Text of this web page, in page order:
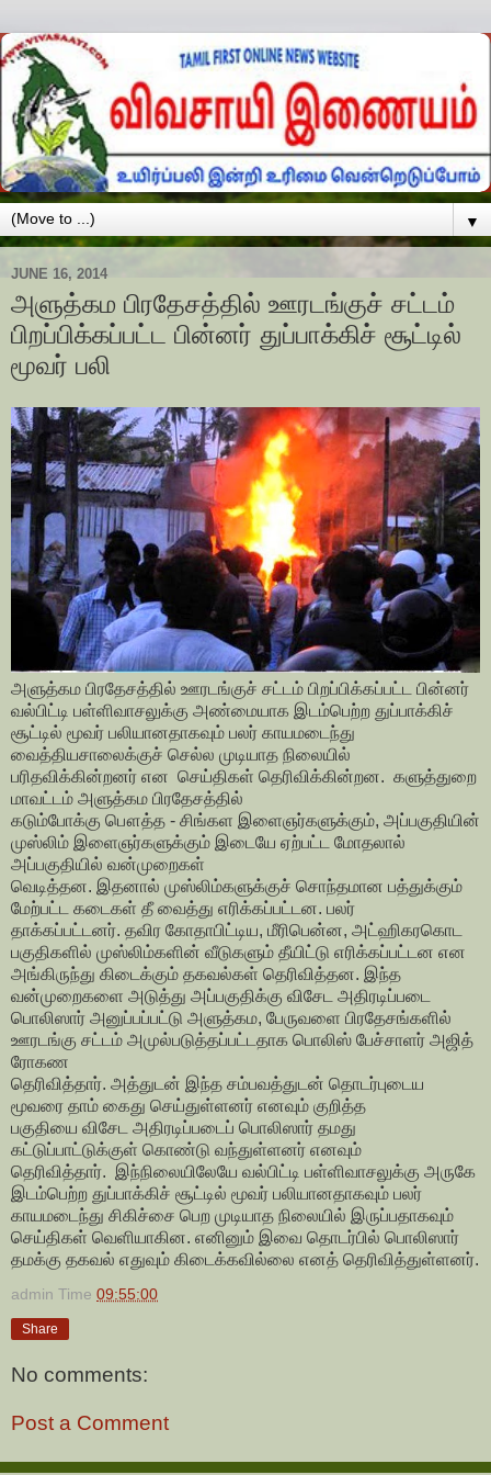
▼
JUNE 16, 2014
அளுத்கம பிரதேசத்தில் ஊரடங்குச் சட்டம்
பிறப்பிக்கப்பட்ட பின்னர் துப்பாக்கிச் சூட்டில்
மூவர் பலி
அளுத்கம பிரதேசத்தில் ஊரடங்குச் சட்டம் பிறப்பிக்கப்பட்ட பின்னர்
வல்பிட்டி பள்ளிவாசலுக்கு அண்மையாக இடம்பெற்ற துப்பாக்கிச்
சூட்டில் மூவர் பலியானதாகவும் பலர் காயமடைந்து
வைத்தியசாலைக்குச் செல்ல முடியாத நிலையில்
பரிதவிக்கின்றனர் என செய்திகள் தெரிவிக்கின்றன. களுத்துறை
மாவட்டம் அளுத்கம பிரதேசத்தில்
கடும்போக்கு பௌத்த - சிங்கள இளைஞர்களுக்கும், அப்பகுதியின்
முஸ்லிம் இளைஞர்களுக்கும் இடையே ஏற்பட்ட மோதலால்
அப்பகுதியில் வன்முறைகள்
வெடித்தன. இதனால் முஸ்லிம்களுக்குச் சொந்தமான பத்துக்கும்
மேற்பட்ட கடைகள் தீ வைத்து எரிக்கப்பட்டன. பலர்
தாக்கப்பட்டனர். தவிர கோதாபிட்டிய, மீரிபென்ன, அட்ஹிகரகொட
பகுதிகளில் முஸ்லிம்களின் வீடுகளும் தீயிட்டு எரிக்கப்பட்டன என
அங்கிருந்து கிடைக்கும் தகவல்கள் தெரிவித்தன. இந்த
வன்முறைகளை அடுத்து அப்பகுதிக்கு விசேட அதிரடிப்படை
பொலிஸார் அனுப்பப்பட்டு அளுத்கம, பேருவளை பிரதேசங்களில்
ஊரடங்கு சட்டம் அமுல்படுத்தப்பட்டதாக பொலிஸ் பேச்சாளர் அஜித்
ரோகண
தெரிவித்தார். அத்துடன் இந்த சம்பவத்துடன் தொடர்புடைய
மூவரை தாம் கைது செய்துள்ளனர் எனவும் குறித்த
பகுதியை விசேட அதிரடிப்படைப் பொலிஸார் தமது
கட்டுப்பாட்டுக்குள் கொண்டு வந்துள்ளனர் எனவும்
தெரிவித்தார். இந்நிலையிலேயே வல்பிட்டி பள்ளிவாசலுக்கு அருகே
இடம்பெற்ற துப்பாக்கிச் சூட்டில் மூவர் பலியானதாகவும் பலர்
காயமடைந்து சிகிச்சை பெற முடியாத நிலையில் இருப்பதாகவும்
செய்திகள் வெளியாகின. எனினும் இவை தொடர்பில் பொலிஸார்
தமக்கு தகவல் எதுவும் கிடைக்கவில்லை எனத் தெரிவித்துள்ளனர்.
admin Time 09:55:00
Share
No comments:
Post a Comment